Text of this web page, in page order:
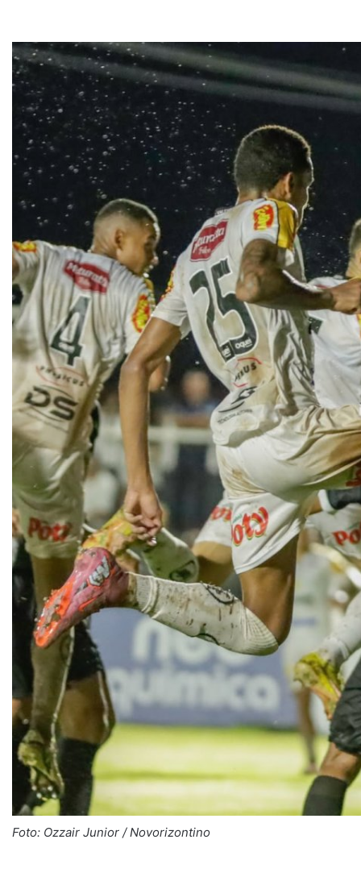
Foto: Ozzair Junior / Novorizontino